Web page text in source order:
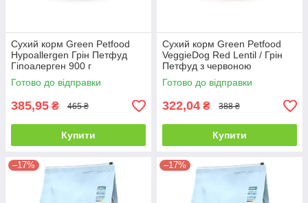
Сухий корм Green Petfood
Hypoallergen Грін Петфуд
Гіпоалерген 900 г
Готово до відправки
385,95 ₴ 465 ₴
Купити
Сухий корм Green Petfood
VeggieDog Red Lentil / Грін
Петфуд з червоною
сочевицею 900 г
Готово до відправки
322,04 ₴ 388 ₴
Купити
–17% –17%